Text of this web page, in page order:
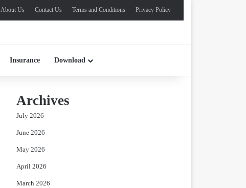
About Us Contact Us Terms and Conditions Privacy Policy
Insurance Download
Archives
July 2026
June 2026
May 2026
April 2026
March 2026